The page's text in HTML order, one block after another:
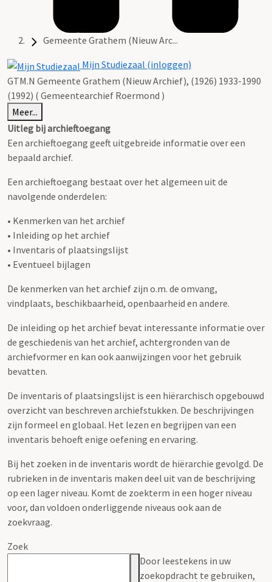
Gemeente Grathem (Nieuw Arc...
Mijn Studiezaal (inloggen)
GTM.N Gemeente Grathem (Nieuw Archief), (1926) 1933-1990
(1992) ( Gemeentearchief Roermond )
Meer...
Uitleg bij archieftoegang
Een archieftoegang geeft uitgebreide informatie over een
bepaald archief.
Een archieftoegang bestaat over het algemeen uit de
navolgende onderdelen:
• Kenmerken van het archief
• Inleiding op het archief
• Inventaris of plaatsingslijst
• Eventueel bijlagen
De kenmerken van het archief zijn o.m. de omvang,
vindplaats, beschikbaarheid, openbaarheid en andere.
De inleiding op het archief bevat interessante informatie over
de geschiedenis van het archief, achtergronden van de
archiefvormer en kan ook aanwijzingen voor het gebruik
bevatten.
De inventaris of plaatsingslijst is een hiërarchisch opgebouwd
overzicht van beschreven archiefstukken. De beschrijvingen
zijn formeel en globaal. Het lezen en begrijpen van een
inventaris behoeft enige oefening en ervaring.
Bij het zoeken in de inventaris wordt de hiërarchie gevolgd. De
rubrieken in de inventaris maken deel uit van de beschrijving
op een lager niveau. Komt de zoekterm in een hoger niveau
voor, dan voldoen onderliggende niveaus ook aan de
zoekvraag.
Zoek
Door leestekens in uw
zoekopdracht te gebruiken,